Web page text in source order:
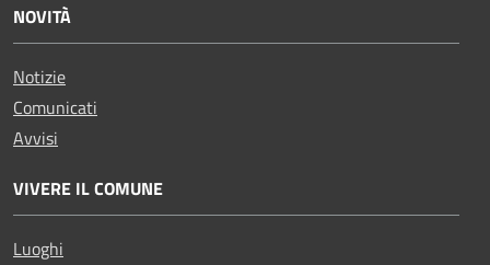
NOVITÀ
Notizie
Comunicati
Avvisi
VIVERE IL COMUNE
Luoghi